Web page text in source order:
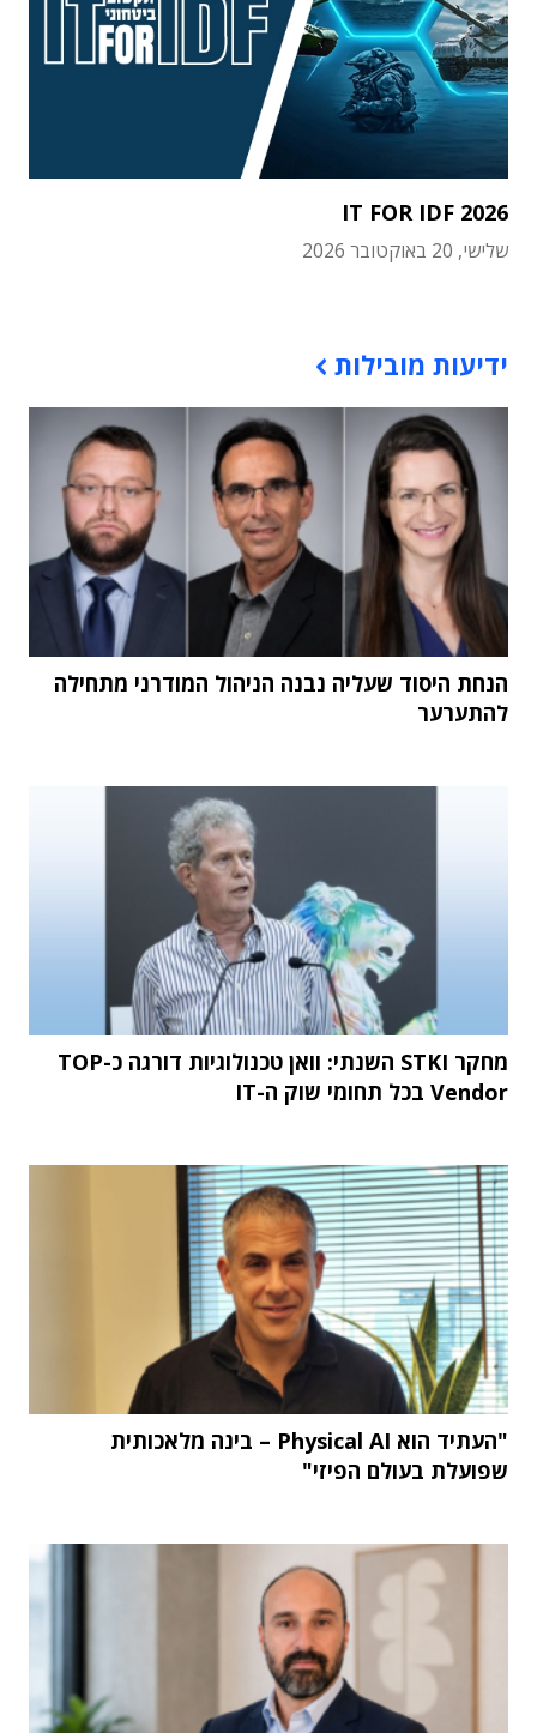
IT FOR IDF 2026
שלישי, 20 באוקטובר 2026
ידיעות מובילות
הנחת היסוד שעליה נבנה הניהול המודרני מתחילה
להתערער
מחקר STKI השנתי: וואן טכנולוגיות דורגה כ-TOP
Vendor בכל תחומי שוק ה-IT
"העתיד הוא Physical AI – בינה מלאכותית
שפועלת בעולם הפיזי"